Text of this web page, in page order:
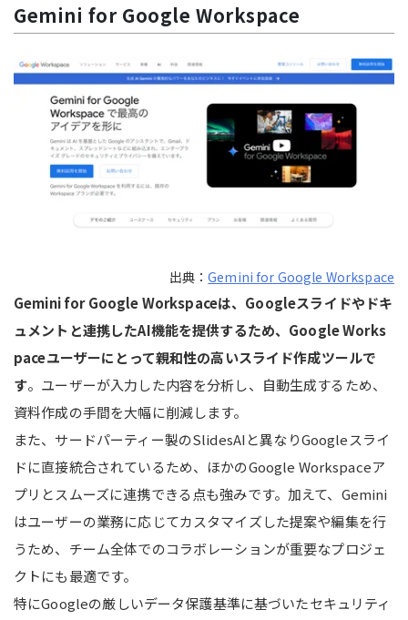
Gemini for Google Workspace
出典：Gemini for Google Workspace
Gemini for Google Workspaceは、Googleスライドやドキ
ュメントと連携したAI機能を提供するため、Google Works
paceユーザーにとって親和性の高いスライド作成ツールで
す。ユーザーが入力した内容を分析し、自動生成するため、
資料作成の手間を大幅に削減します。
また、サードパーティー製のSlidesAIと異なりGoogleスライ
ドに直接統合されているため、ほかのGoogle Workspaceア
プリとスムーズに連携できる点も強みです。加えて、Gemini
はユーザーの業務に応じてカスタマイズした提案や編集を行
うため、チーム全体でのコラボレーションが重要なプロジェ
クトにも最適です。
特にGoogleの厳しいデータ保護基準に基づいたセキュリティ